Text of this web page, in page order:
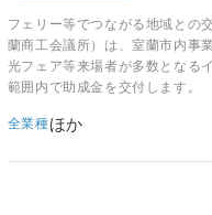
フェリー等でつながる地域との
蘭商工会議所）は、室蘭市内事
光フェア等来場者が多数となる
範囲内で助成金を交付します。
全業種ほか